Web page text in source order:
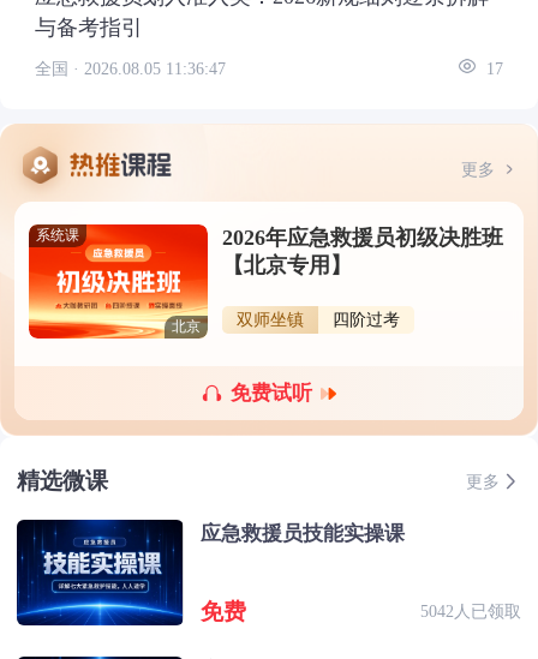
与备考指引
全国 · 2026.08.05 11:36:47 17
更多
系统课
北京
2026年应急救援员初级决胜班
【北京专用】
双师坐镇 四阶过考
免费试听
精选微课 更多
应急救援员技能实操课
免费 5042人已领取